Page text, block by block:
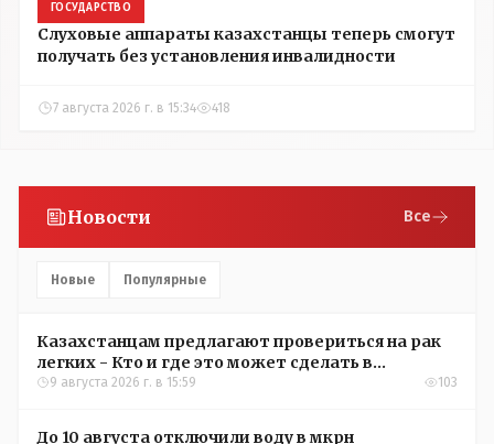
ГОСУДАРСТВО
Слуховые аппараты казахстанцы теперь смогут
получать без установления инвалидности
7 августа 2026 г. в 15:34 418
Новости Все
Новые Популярные
Казахстанцам предлагают провериться на рак
легких - Кто и где это может сделать в
Костанайской области
9 августа 2026 г. в 15:59 103
До 10 августа отключили воду в мкрн